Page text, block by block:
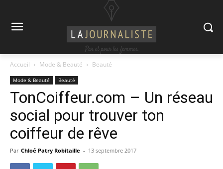
Accueil Mode & Beauté Beauté
Mode & Beauté Beauté
TonCoiffeur.com – Un réseau
social pour trouver ton
coiffeur de rêve
Par Chloé Patry Robitaille - 13 septembre 2017